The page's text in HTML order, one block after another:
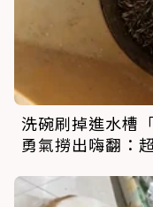
洗碗刷掉進水槽
勇氣撈出嗨翻：